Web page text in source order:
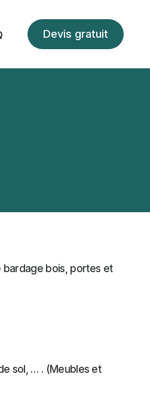
Devis gratuit
bardage bois, portes et
sol, … . (Meubles et